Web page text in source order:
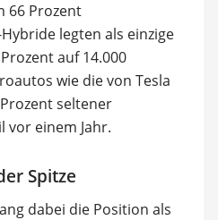
66 Prozent
legten als einzige
auf 14.000
wie die von Tesla
seltener
vor einem Jahr.
Spitze
dabei die Position als